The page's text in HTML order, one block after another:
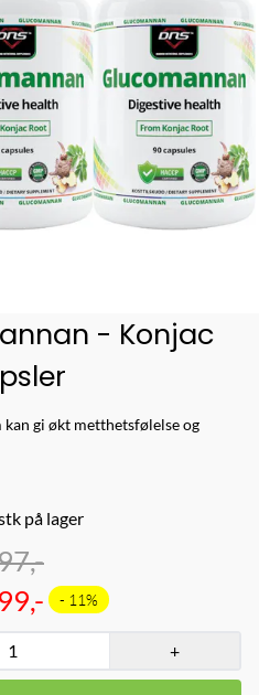
- Konjac
gi økt metthetsfølelse og
på lager
- 11%
+